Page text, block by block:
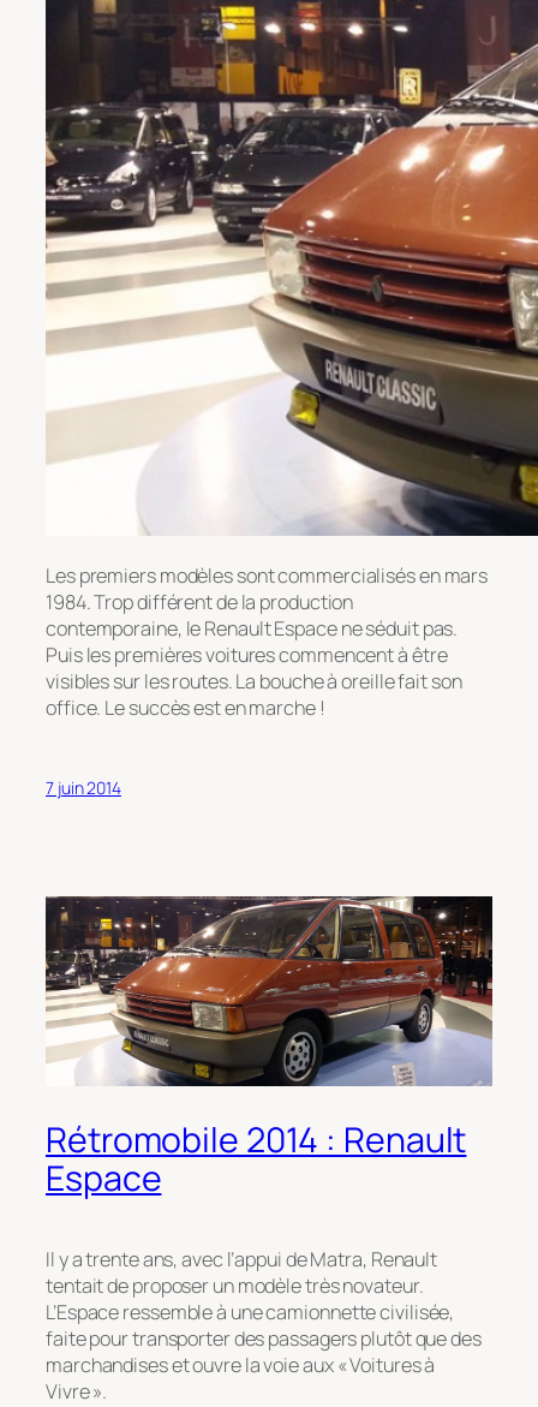
Les premiers modèles sont commercialisés en mars
1984. Trop différent de la production
contemporaine, le Renault Espace ne séduit pas.
Puis les premières voitures commencent à être
visibles sur les routes. La bouche à oreille fait son
office. Le succès est en marche !
7 juin 2014
Rétromobile 2014 : Renault
Espace
Il y a trente ans, avec l’appui de Matra, Renault
tentait de proposer un modèle très novateur.
L’Espace ressemble à une camionnette civilisée,
faite pour transporter des passagers plutôt que des
marchandises et ouvre la voie aux « Voitures à
Vivre ».